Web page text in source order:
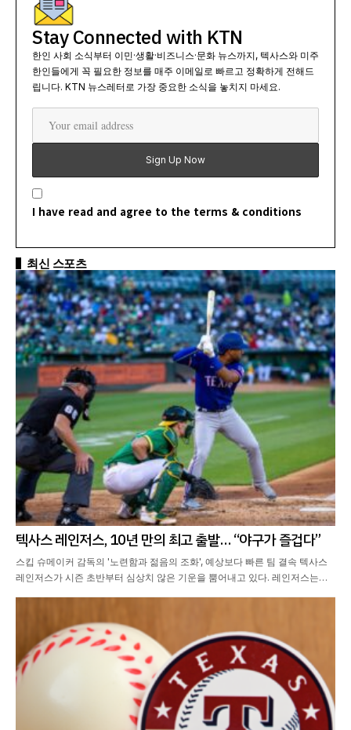
Stay Connected with KTN
한인 사회 소식부터 이민·생활·비즈니스·문화 뉴스까지, 텍사스와 미주
한인들에게 꼭 필요한 정보를 매주 이메일로 빠르고 정확하게 전해드
립니다. KTN 뉴스레터로 가장 중요한 소식을 놓치지 마세요.
I have read and agree to the terms & conditions
최신 스포츠
텍사스 레인저스, 10년 만의 최고 출발… “야구가 즐겁다”
스킵 슈메이커 감독의 '노련함과 젊음의 조화', 예상보다 빠른 팀 결속 텍사스
레인저스가 시즌 초반부터 심상치 않은 기운을 뿜어내고 있다. 레인저스는…